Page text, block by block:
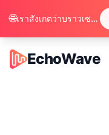
EchoWave
EchoWave
🌐 เราสังเกตว่าบราวเซอร์ของคุณตั้งค่าไว้เป็น อังกฤษ ต้องการสลับเพื่อดูเนื้อหาเป็น อังกฤษ หรือไม่?